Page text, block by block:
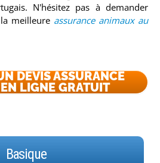
N'hésitez pas à demander
meilleure assurance animaux au
DEVIS ASSURANCE
LIGNE GRATUIT
Basique